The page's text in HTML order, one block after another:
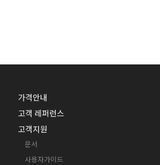
가격안내
고객 레퍼런스
고객지원
문서
사용자가이드